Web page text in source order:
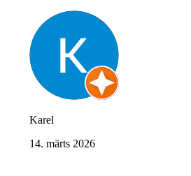
Karel
14. märts 2026